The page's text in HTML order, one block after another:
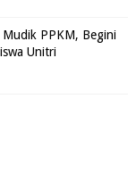
PPKM, Begini
Unitri